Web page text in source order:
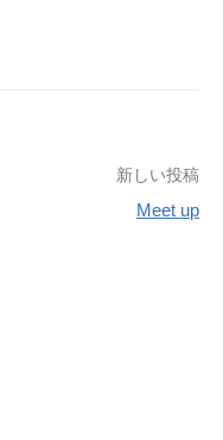
新しい投稿
Meet up